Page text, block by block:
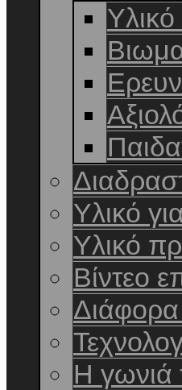
Yλικό
Υλικό
Βίντεο
Η γωνιά